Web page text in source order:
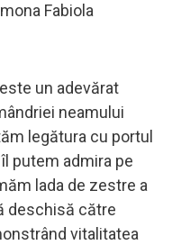
Fabiola
un adevărat
neamului
legătura cu portul
putem admira pe
lada de zestre a
deschisă către
vitalitatea